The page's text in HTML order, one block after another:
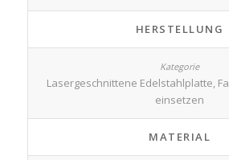
HERSTELLUNG
Lasergeschnittene Edelstahlplatte,
einsetzen
MATERIAL